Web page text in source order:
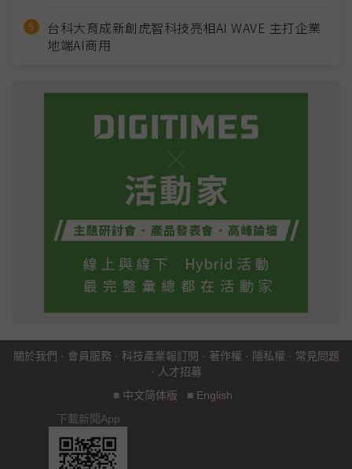
台科大育成新創虎智科技亮相AI WAVE 主打企業
地端AI商用
關於我們 · 會員服務 · 科技產業報訂閱 · 著作權 · 隱私權 · 常見問題
· 人才招募
■ 中文简体版 ■ English
下載新聞App